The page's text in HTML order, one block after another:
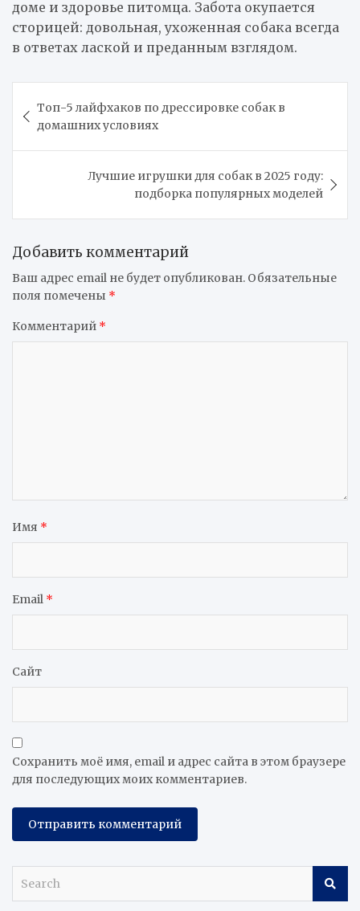
доме и здоровье питомца. Забота окупается
сторицей: довольная, ухоженная собака всегда
в ответах лаской и преданным взглядом.
по
записям
Топ-5 лайфхаков по дрессировке собак в
домашних условиях
Лучшие игрушки для собак в 2025 году:
подборка популярных моделей
Добавить комментарий
Ваш адрес email не будет опубликован. Обязательные
поля помечены *
Комментарий *
Имя *
Email *
Сайт
Сохранить моё имя, email и адрес сайта в этом браузере
для последующих моих комментариев.